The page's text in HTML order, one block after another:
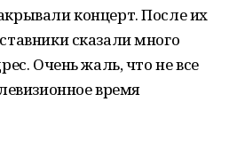
концерт. После их
сказали много
Очень жаль, что не все
время